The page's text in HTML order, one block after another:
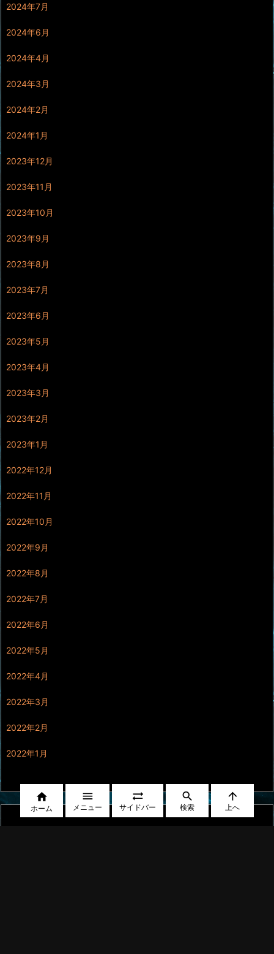
2024年7月
2024年6月
2024年4月
2024年3月
2024年2月
2024年1月
2023年12月
2023年11月
2023年10月
2023年9月
2023年8月
2023年7月
2023年6月
2023年5月
2023年4月
2023年3月
2023年2月
2023年1月
2022年12月
2022年11月
2022年10月
2022年9月
2022年8月
2022年7月
2022年6月
2022年5月
2022年4月
2022年3月
2022年2月
2022年1月

ホーム

メニュー

サイドバー

検索

上へ